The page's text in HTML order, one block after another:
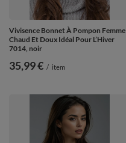
Vivisence Bonnet À Pompon Femme
Chaud Et Doux Idéal Pour L’Hiver
7014, noir
35,99 € / item